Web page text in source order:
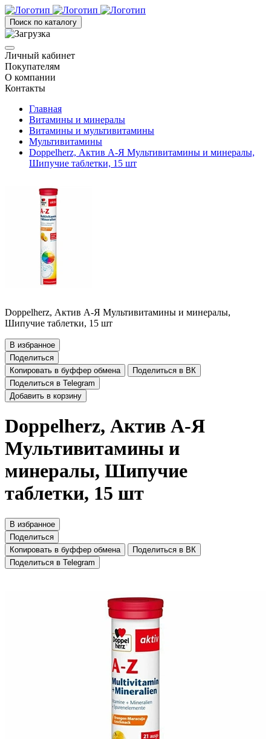
Поиск по каталогу
Личный кабинет
Покупателям
О компании
Контакты
Главная
Витамины и минералы
Витамины и мультивитамины
Мультивитамины
Doppelherz, Актив А-Я Мультивитамины и минералы,
Шипучие таблетки, 15 шт
Doppelherz, Актив А-Я Мультивитамины и минералы,
Шипучие таблетки, 15 шт
В избранное
Поделиться
Копировать в буффер обмена
Поделиться в ВК
Поделиться в Telegram
Добавить в корзину
Doppelherz, Актив А-Я
Мультивитамины и
минералы, Шипучие
таблетки, 15 шт
В избранное
Поделиться
Копировать в буффер обмена
Поделиться в ВК
Поделиться в Telegram